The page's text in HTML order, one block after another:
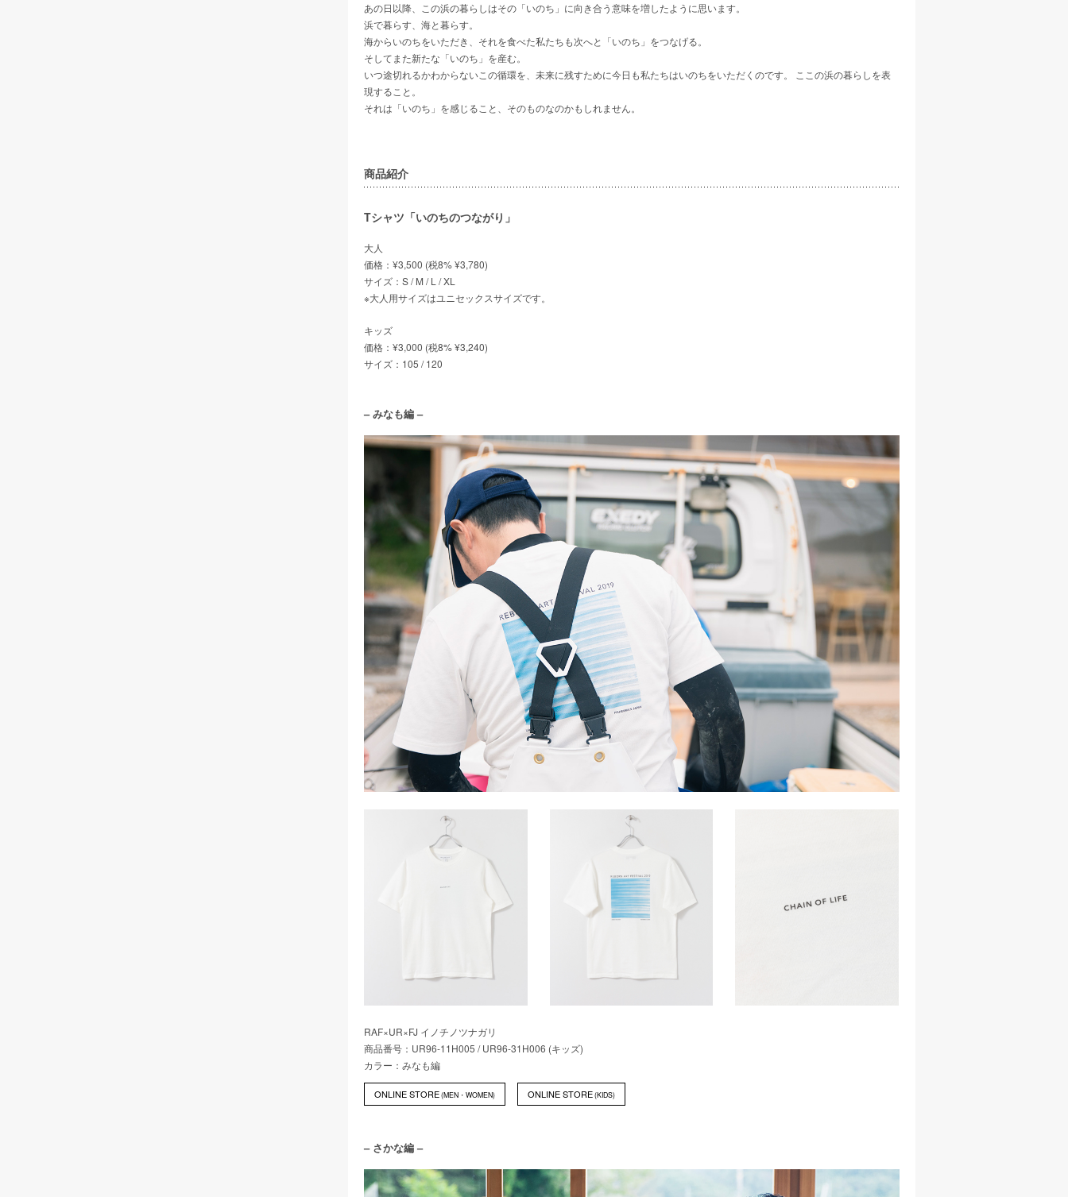
あの日以降、この浜の暮らしはその「いのち」に向き合う意味を増したように思います。
浜で暮らす、海と暮らす。
海からいのちをいただき、それを食べた私たちも次へと「いのち」をつなげる。
そしてまた新たな「いのち」を産む。
いつ途切れるかわからないこの循環を、未来に残すために今日も私たちはいのちをいただくのです。 ここの浜の暮らしを表
現すること。
それは「いのち」を感じること、そのものなのかもしれません。
商品紹介
Tシャツ「いのちのつながり」
大人
価格：¥3,500 (税8% ¥3,780)
サイズ：S / M / L / XL
※大人用サイズはユニセックスサイズです。
キッズ
価格：¥3,000 (税8% ¥3,240)
サイズ：105 / 120
– みなも編 –
RAF×UR×FJ イノチノツナガリ
商品番号：UR96-11H005 / UR96-31H006 (キッズ)
カラー：みなも編
ONLINE STORE(MEN・WOMEN) ONLINE STORE(KIDS)
– さかな編 –